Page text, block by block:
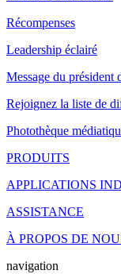
Récompenses
Leadership éclairé
Message du président
Rejoignez la liste de
Photothèque
PRODUITS
APPLICATIONS
ASSISTANCE
À PROPOS DE
navigation